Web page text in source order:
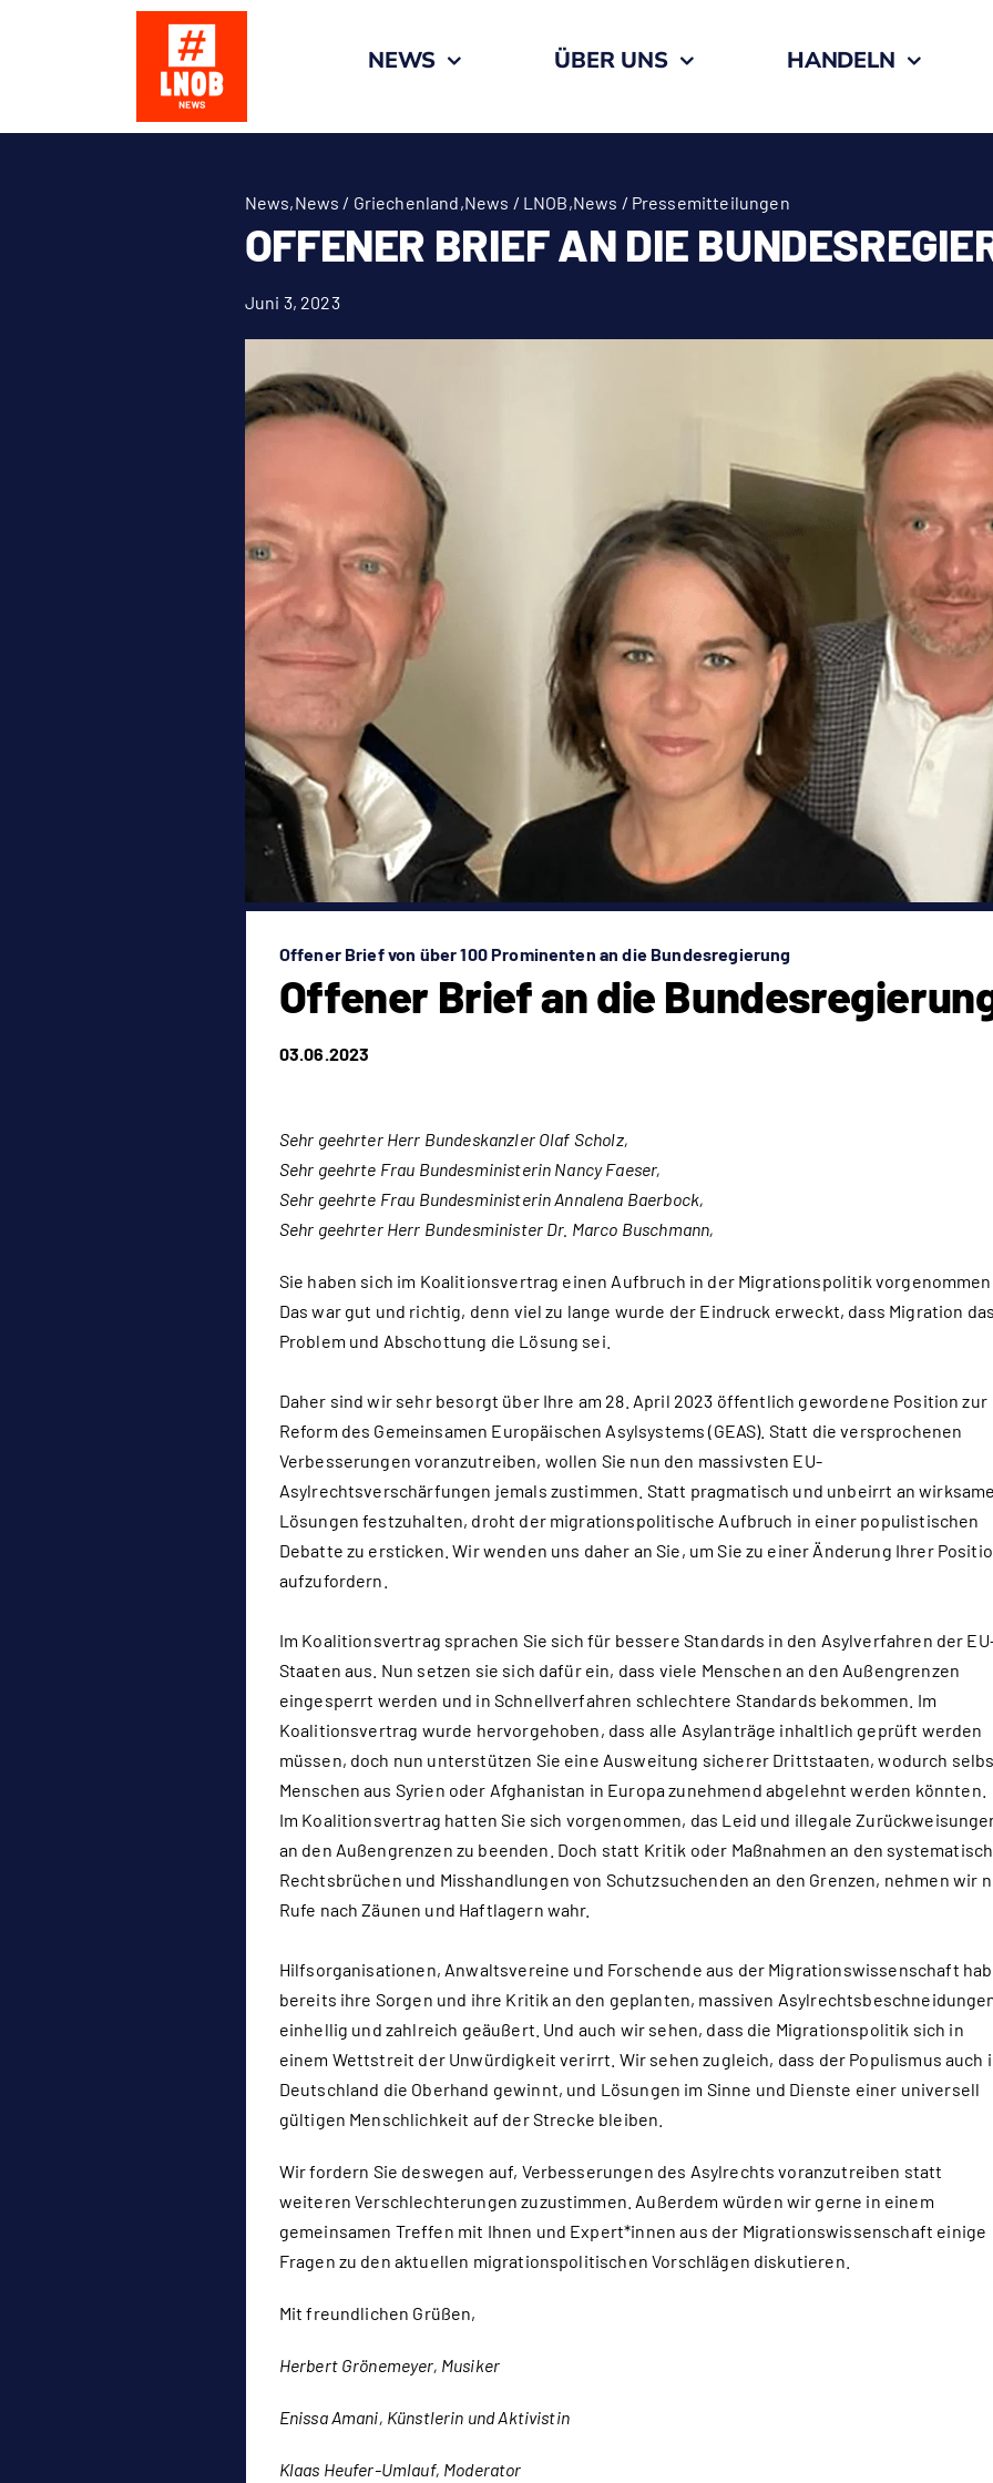
NEWS ÜBER UNS HANDELN
News,News / Griechenland,News / LNOB,News / Pressemitteilungen
OFFENER BRIEF AN DIE
Juni 3, 2023
Offener Brief von über 100 Prominenten an die Bundesregierung
Offener Brief an die
03.06.2023
Sehr geehrter Herr Bundeskanzler Olaf Scholz,
Sehr geehrte Frau Bundesministerin Nancy Faeser,
Sehr geehrte Frau Bundesministerin Annalena Baerbock,
Sehr geehrter Herr Bundesminister Dr. Marco Buschmann,
Sie haben sich im Koalitionsvertrag einen Aufbruch in der Migrationspolitik
Das war gut und richtig, denn viel zu lange wurde der Eindruck erweckt, dass Migration
Problem und Abschottung die Lösung sei.
Daher sind wir sehr besorgt über Ihre am 28. April 2023 öffentlich gewordene Position zur
Reform des Gemeinsamen Europäischen Asylsystems (GEAS). Statt die versprochenen
Verbesserungen voranzutreiben, wollen Sie nun den massivsten EU-
Asylrechtsverschärfungen jemals zustimmen. Statt pragmatisch und unbeirrt an
Lösungen festzuhalten, droht der migrationspolitische Aufbruch in einer populistischen
Debatte zu ersticken. Wir wenden uns daher an Sie, um Sie zu einer Änderung Ihrer
aufzufordern.
Im Koalitionsvertrag sprachen Sie sich für bessere Standards in den Asylverfahren der
Staaten aus. Nun setzen sie sich dafür ein, dass viele Menschen an den Außengrenzen
eingesperrt werden und in Schnellverfahren schlechtere Standards bekommen. Im
Koalitionsvertrag wurde hervorgehoben, dass alle Asylanträge inhaltlich geprüft werden
müssen, doch nun unterstützen Sie eine Ausweitung sicherer Drittstaaten, wodurch
Menschen aus Syrien oder Afghanistan in Europa zunehmend abgelehnt werden könnten.
Im Koalitionsvertrag hatten Sie sich vorgenommen, das Leid und illegale
an den Außengrenzen zu beenden. Doch statt Kritik oder Maßnahmen an den
Rechtsbrüchen und Misshandlungen von Schutzsuchenden an den Grenzen, nehmen wir
Rufe nach Zäunen und Haftlagern wahr.
Hilfsorganisationen, Anwaltsvereine und Forschende aus der Migrationswissenschaft
bereits ihre Sorgen und ihre Kritik an den geplanten, massiven
einhellig und zahlreich geäußert. Und auch wir sehen, dass die Migrationspolitik sich in
einem Wettstreit der Unwürdigkeit verirrt. Wir sehen zugleich, dass der Populismus auch
Deutschland die Oberhand gewinnt, und Lösungen im Sinne und Dienste einer universell
gültigen Menschlichkeit auf der Strecke bleiben.
Wir fordern Sie deswegen auf, Verbesserungen des Asylrechts voranzutreiben statt
weiteren Verschlechterungen zuzustimmen. Außerdem würden wir gerne in einem
gemeinsamen Treffen mit Ihnen und Expert*innen aus der Migrationswissenschaft einige
Fragen zu den aktuellen migrationspolitischen Vorschlägen diskutieren.
Mit freundlichen Grüßen,
Herbert Grönemeyer, Musiker
Enissa Amani, Künstlerin und Aktivistin
Klaas Heufer-Umlauf, Moderator